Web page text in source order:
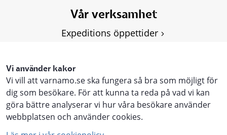
Vi använder kakor
Vi vill att varnamo.se ska fungera så bra som möjligt för
dig som besökare. För att kunna ta reda på vad vi kan
göra bättre analyserar vi hur våra besökare använder
webbplatsen och använder cookies.
Vår verksamhet
Expeditions öppettider
Personuppgifter, GDPR